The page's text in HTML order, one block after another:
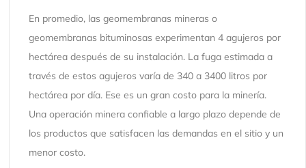
En promedio, las geomembranas mineras o
geomembranas bituminosas experimentan 4 agujeros por
hectárea después de su instalación. La fuga estimada a
través de estos agujeros varía de 340 a 3400 litros por
hectárea por día. Ese es un gran costo para la minería.
Una operación minera confiable a largo plazo depende de
los productos que satisfacen las demandas en el sitio y un
menor costo.